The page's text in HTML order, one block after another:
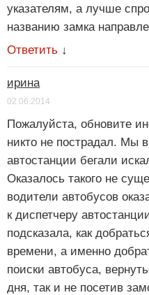
указателям, а лучше
названию замка
Ответить ↓
ирина
02.06.2014
Пожалуйста, обновите
никто не пострадал. Мы
автостанции бегали
Оказалось такого не
водители автобусов
к диспетчеру
подсказала, как
времени, а именно
поиски автобуса,
дня, так и не посетив